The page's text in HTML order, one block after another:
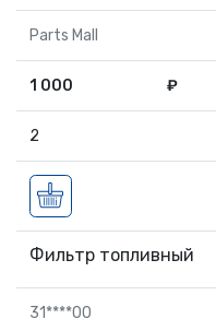
Parts Mall
1 000 ₽
2
Фильтр топливный
31****00